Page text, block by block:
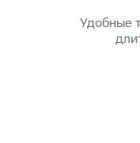
Удобные